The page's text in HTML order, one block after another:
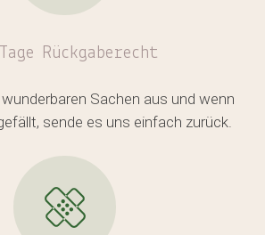
sich keine Produkte
im Warenkorb.
Rückgaberecht
Sachen aus und wenn
sende es uns einfach zurück.